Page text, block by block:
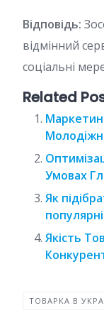
Відповідь:
відмінний
соціальні
Related
Умовах
Як
Якість
ТОВАРКА В